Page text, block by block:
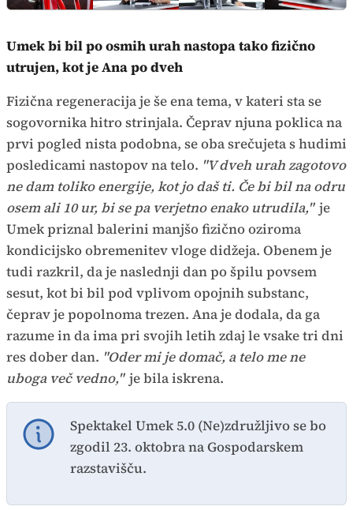
Umek bi bil po osmih urah nastopa tako fizično
utrujen, kot je Ana po dveh
Fizična regeneracija je še ena tema, v kateri sta se
sogovornika hitro strinjala. Čeprav njuna poklica na
prvi pogled nista podobna, se oba srečujeta s hudimi
posledicami nastopov na telo. "V dveh urah zagotovo
ne dam toliko energije, kot jo daš ti. Če bi bil na odru
osem ali 10 ur, bi se pa verjetno enako utrudila," je
Umek priznal balerini manjšo fizično oziroma
kondicijsko obremenitev vloge didžeja. Obenem je
tudi razkril, da je naslednji dan po špilu povsem
sesut, kot bi bil pod vplivom opojnih substanc,
čeprav je popolnoma trezen. Ana je dodala, da ga
razume in da ima pri svojih letih zdaj le vsake tri dni
res dober dan. "Oder mi je domač, a telo me ne
uboga več vedno," je bila iskrena.
Spektakel Umek 5.0 (Ne)združljivo se bo
zgodil 23. oktobra na Gospodarskem
razstavišču.